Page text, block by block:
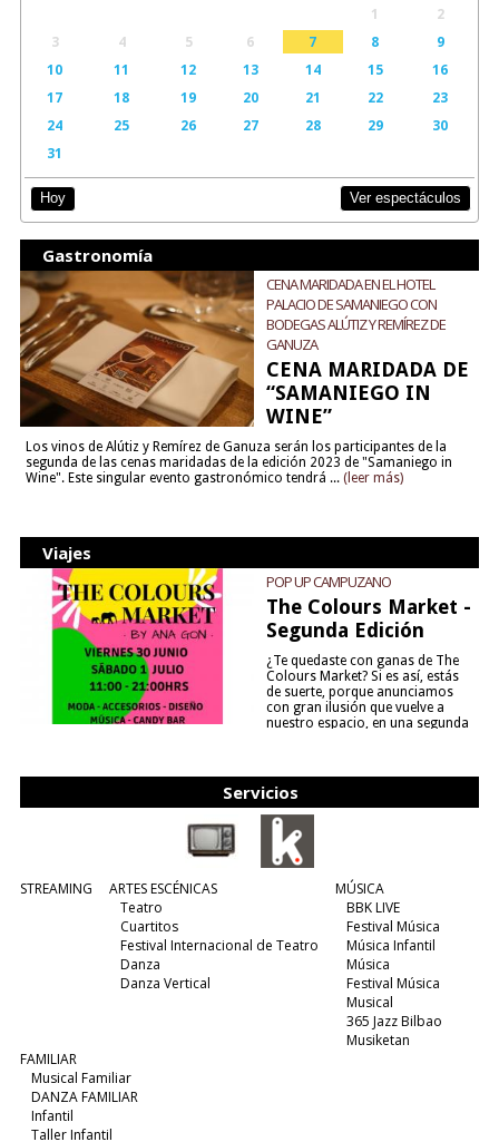
1
2
3
4 5 6 7 8
9
10
11 12 13 14 15
16
17
18 19 20 21 22
23
24
25 26 27 28 29
30
31
Hoy Ver espectáculos
Gastronomía
CENA MARIDADA EN EL HOTEL
PALACIO DE SAMANIEGO CON
BODEGAS ALÚTIZ Y REMÍREZ DE
GANUZA
CENA MARIDADA DE
“SAMANIEGO IN
WINE”
Los vinos de Alútiz y Remírez de Ganuza serán los participantes de la
segunda de las cenas maridadas de la edición 2023 de "Samaniego in
Wine". Este singular evento gastronómico tendrá ... (leer más)
Viajes
POP UP CAMPUZANO
The Colours Market -
Segunda Edición
¿Te quedaste con ganas de The
Colours Market? Si es así, estás
de suerte, porque anunciamos
con gran ilusión que vuelve a
nuestro espacio, en una segunda
Servicios
STREAMING
ARTES ESCÉNICAS
Teatro
Cuartitos
Festival Internacional de Teatro
Danza
Danza Vertical
MÚSICA
BBK LIVE
Festival Música
Música Infantil
Música
Festival Música
Musical
365 Jazz Bilbao
Musiketan
FAMILIAR
Musical Familiar
DANZA FAMILIAR
Infantil
Taller Infantil